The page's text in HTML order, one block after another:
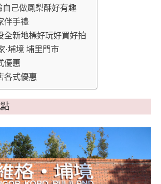
己做鳳梨酥好有趣
伴手禮
全新地標好玩好買好拍
·埔境 埔里門市
優惠
各式優惠